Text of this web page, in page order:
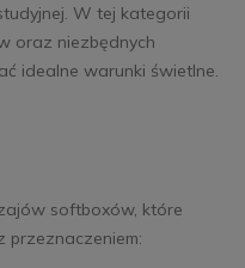
W tej kategorii
oraz niezbędnych
idealne warunki świetlne.
softboxów, które
przeznaczeniem: